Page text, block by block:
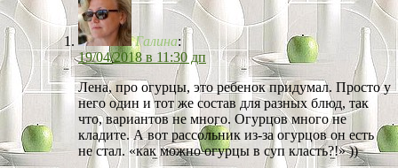
Галина:
19/04/2018 в 11:30 дп
Лена, про огурцы, это ребенок придумал. Просто у
него один и тот же состав для разных блюд, так
что, вариантов не много. Огурцов много не
кладите. А вот рассольник из-за огурцов он есть
не стал. «как можно огурцы в суп класть?!» ))